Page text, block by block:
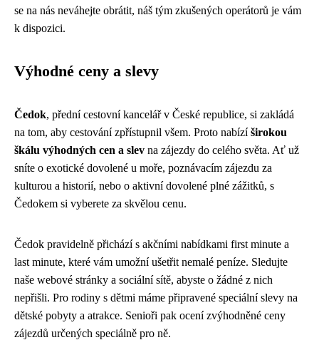
se na nás neváhejte obrátit, náš tým zkušených operátorů je vám
k dispozici.
Výhodné ceny a slevy
Čedok, přední cestovní kancelář v České republice, si zakládá
na tom, aby cestování zpřístupnil všem. Proto nabízíširokou
škálu výhodných cen a slev na zájezdy do celého světa. Ať už
sníte o exotické dovolené u moře, poznávacím zájezdu za
kulturou a historií, nebo o aktivní dovolené plné zážitků, s
Čedokem si vyberete za skvělou cenu.
Čedok pravidelně přichází s akčními nabídkami first minute a
last minute, které vám umožní ušetřit nemalé peníze. Sledujte
naše webové stránky a sociální sítě, abyste o žádné z nich
nepřišli. Pro rodiny s dětmi máme připravené speciální slevy na
dětské pobyty a atrakce. Senioři pak ocení zvýhodněné ceny
zájezdů určených speciálně pro ně.